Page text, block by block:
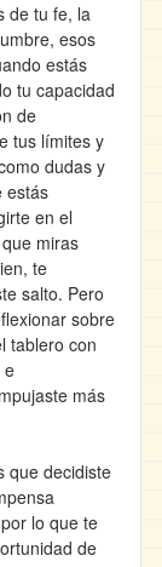
de tu fe, la
esos
estás
tu capacidad
de
tus límites y
dudas y
estás
en el
miras
te
salto. Pero
sobre
tablero con
e
más
que decidiste
lo que te
de